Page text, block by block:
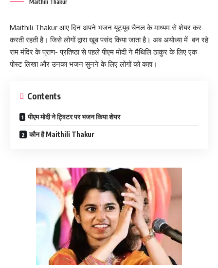
Maithili Thakur
Maithili Thakur आए दिन अपने भजन यूट्यूब चैनल के माध्यम से शेयर कर
करती रहती है। जिसे लोगों द्वारा खूब पसंद किया जाता है। अब अयोध्या में बन रहे
राम मंदिर के प्राण- प्रतिष्ठा से पहले पीएम मोदी ने मैथिलि ठाकुर के लिए एक
पोस्ट लिखा और उनका भजन सुनने के लिए लोगों को कहा।
Contents
पीएम मोदी ने ट्विटर पर भजन किया शेयर
कौन है Maithili Thakur